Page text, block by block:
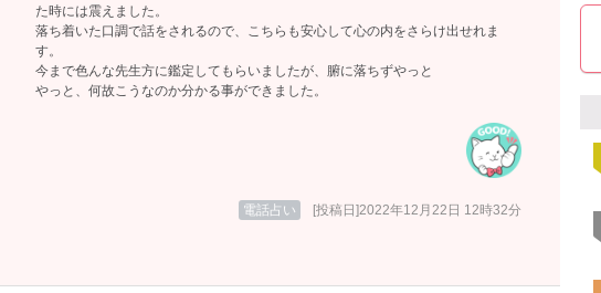
た時には震えました。
落ち着いた口調で話をされるので、こちらも安心して心の内をさらけ出せれま
す。
今まで色んな先生方に鑑定してもらいましたが、腑に落ちずやっと
やっと、何故こうなのか分かる事ができました。
電話占い [投稿日]2022年12月22日 12時32分